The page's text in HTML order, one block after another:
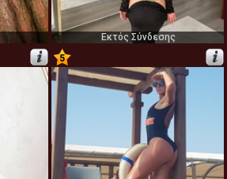
Εκτός Σύνδεσης
5
12